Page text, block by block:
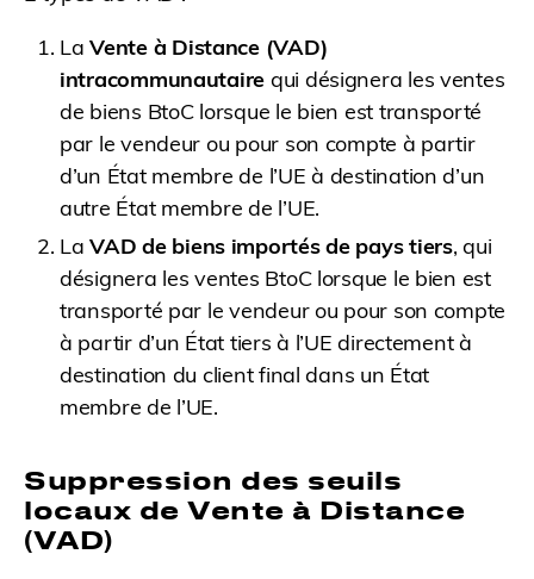
LaVente à Distance (VAD)
intracommunautaire qui désignera les ventes
de biens BtoC lorsque le bien est transporté
par le vendeur ou pour son compte à partir
d’un État membre de l’UE à destination d’un
autre État membre de l’UE.
LaVAD de biens importés de pays tiers, qui
désignera les ventes BtoC lorsque le bien est
transporté par le vendeur ou pour son compte
à partir d’un État tiers à l’UE directement à
destination du client final dans un État
membre de l’UE.
Suppression des seuils
locaux de Vente à Distance
(VAD)